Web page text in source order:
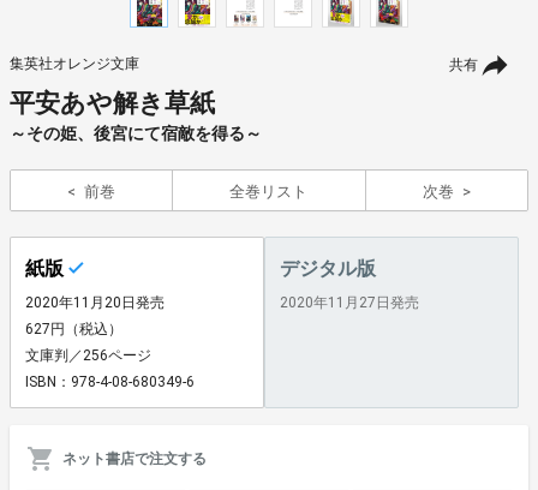
共有
集英社オレンジ文庫
平安あや解き草紙
～その姫、後宮にて宿敵を得る～
前巻 全巻リスト 次巻
紙版
2020年11月20日発売
627円（税込）
文庫判／256ページ
ISBN：978-4-08-680349-6
デジタル版
2020年11月27日発売
ネット書店で注文する